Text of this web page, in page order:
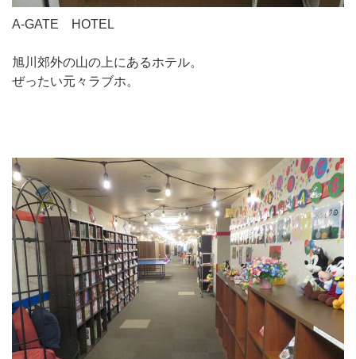
A-GATE HOTEL
旭川郊外の山の上にあるホテル。
ぜったい元々ラブホ。